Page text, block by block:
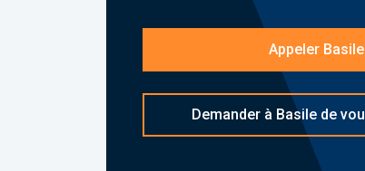
d'informations sur
Copropriété. Charges annuelles
budget prévisionnel vendeur) :
du vendeur
Appeler Basile
Demander à Basile de